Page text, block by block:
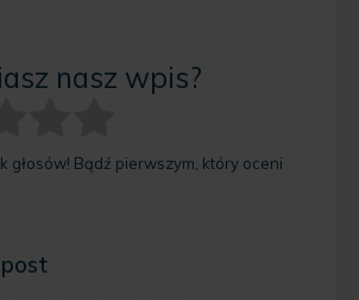
nasz wpis?
głosów! Bądź pierwszym, który oceni